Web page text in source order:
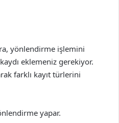
yönlendirme işlemini
eklemeniz gerekiyor.
farklı kayıt türlerini
yapar.